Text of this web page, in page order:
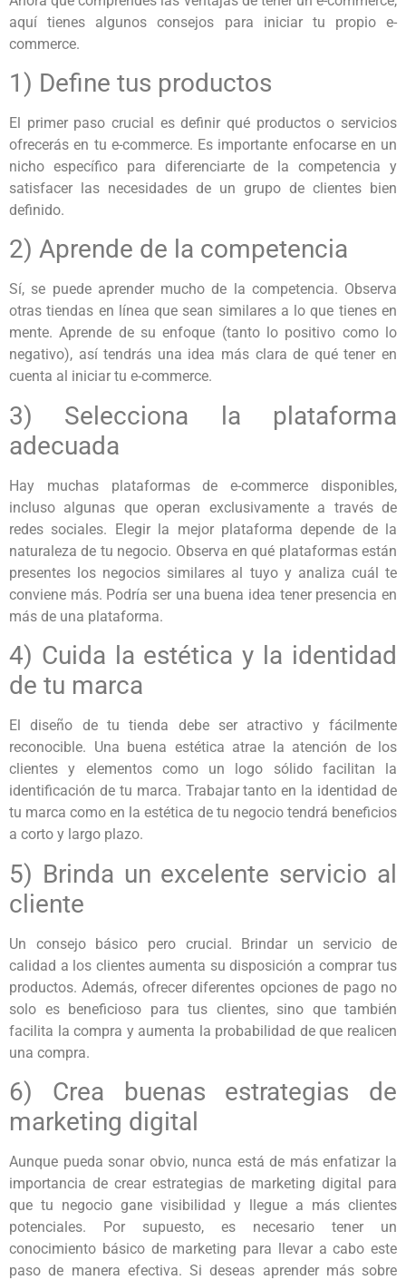
aquí tienes algunos consejos para iniciar tu propio e-
commerce.
1) Define tus productos
El primer paso crucial es definir qué productos o servicios
ofrecerás en tu e-commerce. Es importante enfocarse en un
nicho específico para diferenciarte de la competencia y
satisfacer las necesidades de un grupo de clientes bien
definido.
2) Aprende de la competencia
Sí, se puede aprender mucho de la competencia. Observa
otras tiendas en línea que sean similares a lo que tienes en
mente. Aprende de su enfoque (tanto lo positivo como lo
negativo), así tendrás una idea más clara de qué tener en
cuenta al iniciar tu e-commerce.
3) Selecciona la plataforma
adecuada
Hay muchas plataformas de e-commerce disponibles,
incluso algunas que operan exclusivamente a través de
redes sociales. Elegir la mejor plataforma depende de la
naturaleza de tu negocio. Observa en qué plataformas están
presentes los negocios similares al tuyo y analiza cuál te
conviene más. Podría ser una buena idea tener presencia en
más de una plataforma.
4) Cuida la estética y la identidad
de tu marca
El diseño de tu tienda debe ser atractivo y fácilmente
reconocible. Una buena estética atrae la atención de los
clientes y elementos como un logo sólido facilitan la
identificación de tu marca. Trabajar tanto en la identidad de
tu marca como en la estética de tu negocio tendrá beneficios
a corto y largo plazo.
5) Brinda un excelente servicio al
cliente
Un consejo básico pero crucial. Brindar un servicio de
calidad a los clientes aumenta su disposición a comprar tus
productos. Además, ofrecer diferentes opciones de pago no
solo es beneficioso para tus clientes, sino que también
facilita la compra y aumenta la probabilidad de que realicen
una compra.
6) Crea buenas estrategias de
marketing digital
Aunque pueda sonar obvio, nunca está de más enfatizar la
importancia de crear estrategias de marketing digital para
que tu negocio gane visibilidad y llegue a más clientes
potenciales. Por supuesto, es necesario tener un
conocimiento básico de marketing para llevar a cabo este
paso de manera efectiva. Si deseas aprender más sobre